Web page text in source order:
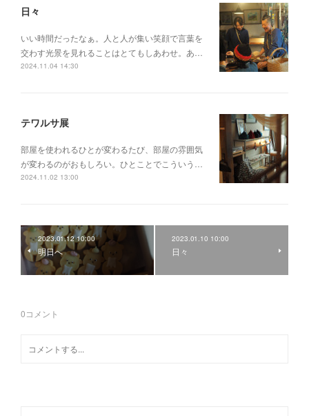
日々
いい時間だったなぁ。人と人が集い笑顔で言葉を
交わす光景を見れることはとてもしあわせ。あ…
2024.11.04 14:30
テワルサ展
部屋を使われるひとが変わるたび、部屋の雰囲気
が変わるのがおもしろい。ひとことでこういう…
2024.11.02 13:00
2023.01.12 10:00
明日へ
2023.01.10 10:00
日々
0コメント